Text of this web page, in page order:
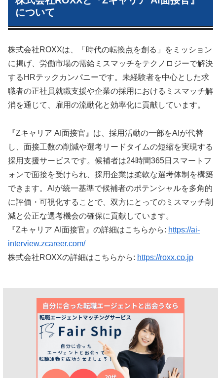
について
株式会社ROXXは、「時代の転換点を創る」をミッション
に掲げ、労働市場の需給ミスマッチをテクノロジーで解決
するHRテックカンパニーです。未経験者を中心とした求
職者の正社員就職支援や企業の採用におけるミスマッチ解
消を通じて、雇用の流動化と効率化に貢献しています。
『Zキャリア AI面接官』は、採用活動の一部をAIが代替
し、面接工数の削減や選考リードタイムの短縮を実現する
採用支援サービスです。候補者は24時間365日スマートフ
ォンで面接を受けられ、採用企業は柔軟な選考体制を構築
できます。AIが統一基準で候補者のポテンシャルを多角的
に評価・可視化することで、双方にとってのミスマッチ削
減と公正な選考機会の確保に貢献しています。
『Zキャリア AI面接官』の詳細はこちらから: https://ai-
interview.zcareer.com/
株式会社ROXXの詳細はこちらから: https://roxx.co.jp